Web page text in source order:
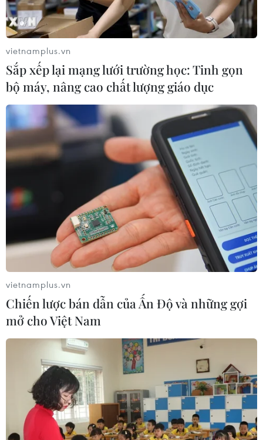
vietnamplus.vn
Sắp xếp lại mạng lưới trường học: Tinh gọn
bộ máy, nâng cao chất lượng giáo dục
vietnamplus.vn
Chiến lược bán dẫn của Ấn Độ và những gợi
mở cho Việt Nam